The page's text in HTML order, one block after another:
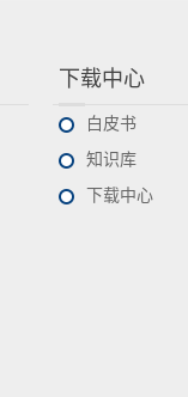
下载中心
白皮书
知识库
下载中心